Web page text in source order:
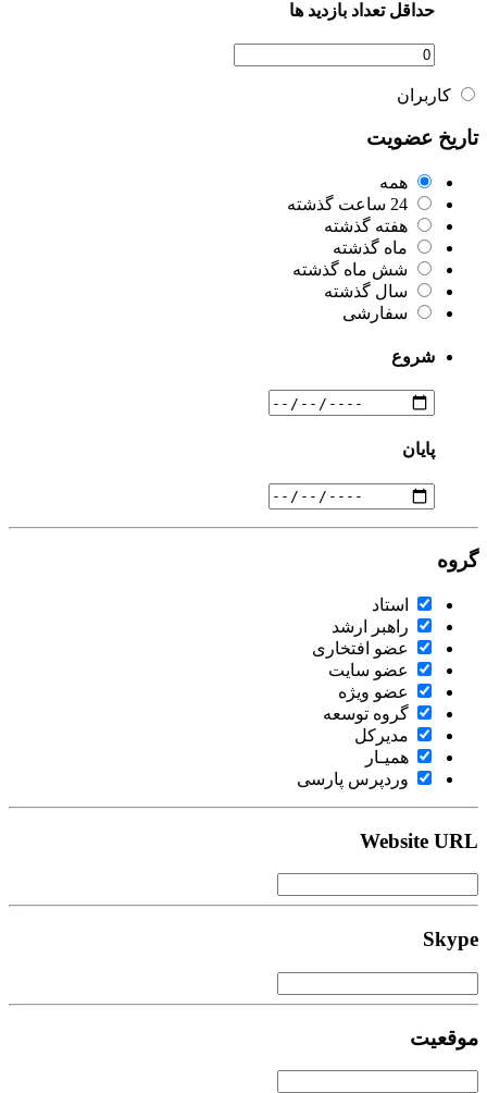
حداقل تعداد بازدید ها
کاربران
تاریخ عضویت
همه
24 ساعت گذشته
هفته گذشته
ماه گذشته
شش ماه گذشته
سال گذشته
سفارشی
شروع
پایان
گروه
استاد
راهبر ارشد
عضو افتخاری
عضو سایت
عضو ویژه
گروه توسعه
مدیرکل
همیـار
وردپرس پارسی
Website URL
Skype
موقعیت